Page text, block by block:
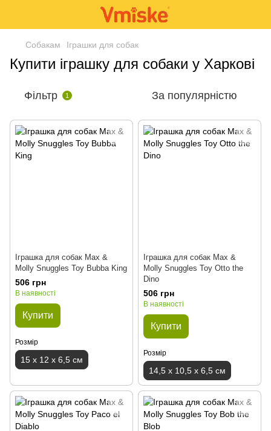
Собакам Іграшки для собак
Купити іграшку для собаки у Харкові
Фільтр 1 За популярністю
Іграшка для собак Max &
Molly Snuggles Toy Bubba King
506 грн
В наявності
Купити
Розмір
15 x 12 x 6,5 см
Іграшка для собак Max &
Molly Snuggles Toy Otto the
Dino
506 грн
В наявності
Купити
Розмір
14,5 x 10,5 x 6,5 см